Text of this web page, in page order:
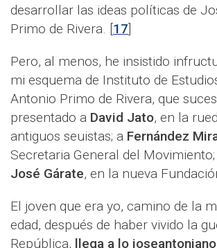
desarrollar las ideas políticas de
Primo de Rivera. [17]
Pero, al menos, he insistido
mi esquema de Instituto de
Antonio Primo de Rivera, que
presentado a David Jato, en la
antiguos seuistas; a Fernández
Secretaria General del
José Gárate, en la nueva
El joven que era yo, camino de la
edad, después de haber vivido la
República, llega a lo joseantoniano